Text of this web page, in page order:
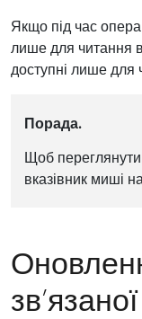
Якщо під час
лише для читання
доступні лише для
Порада.
Щоб переглянути
вказівник миші